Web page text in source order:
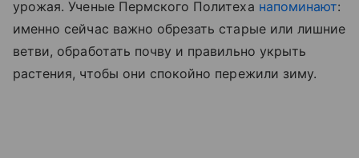
урожая. Ученые Пермского Политеха напоминают:
именно сейчас важно обрезать старые или лишние
ветви, обработать почву и правильно укрыть
растения, чтобы они спокойно пережили зиму.